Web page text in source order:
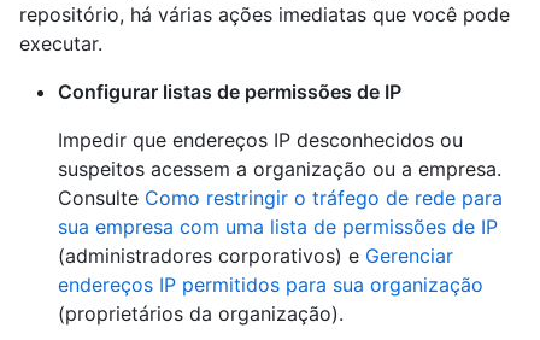
repositório, há várias ações imediatas que você pode
executar.
Configurar listas de permissões de IP
Impedir que endereços IP desconhecidos ou
suspeitos acessem a organização ou a empresa.
Consulte Como restringir o tráfego de rede para
sua empresa com uma lista de permissões de IP
(administradores corporativos) e Gerenciar
endereços IP permitidos para sua organização
(proprietários da organização).